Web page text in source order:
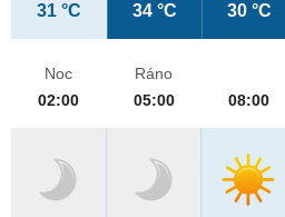
31 °C 34 °C 30 °C
Noc
02:00
Ráno
05:00
08:00